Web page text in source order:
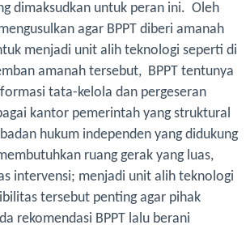
dimaksudkan untuk peran ini. Oleh
agar BPPT diberi amanah
menjadi unit alih teknologi seperti di
amanah tersebut, BPPT tentunya
tata-kelola dan pergeseran
kantor pemerintah yang struktural
hukum independen yang didukung
ruang gerak yang luas,
intervensi; menjadi unit alih teknologi
tersebut penting agar pihak
rekomendasi BPPT lalu berani